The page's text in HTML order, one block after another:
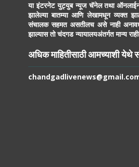
या इंटरनेट युट्युब न्यूज चॅनेल तथा ऑनलाईन
झालेल्या बातम्या आणि लेखामधून व्यक्त
संचालक सहमत असतीलच असे नाही
झाल्यास तो चंदगड न्यायालयअंतर्गत मान्य
अधिक माहितीसाठी आमच्याशी येथे